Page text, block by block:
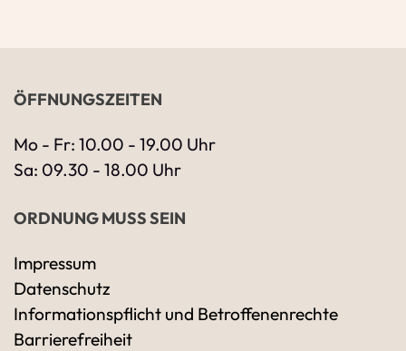
ÖFFNUNGSZEITEN
Mo - Fr: 10.00 - 19.00 Uhr
Sa: 09.30 - 18.00 Uhr
ORDNUNG MUSS SEIN
Impressum
Datenschutz
Informationspflicht und Betroffenenrechte
Barrierefreiheit
Ihre Kontaktdaten
Alle mit Stern gekennzeichneten Felder
Name*